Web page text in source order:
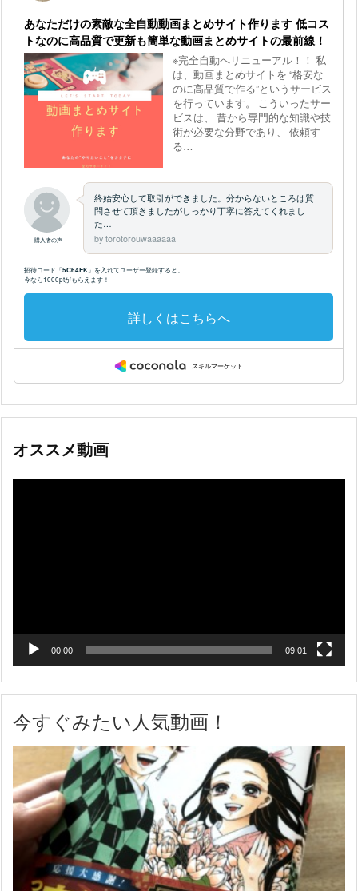
オススメ動画
00:00 09:01
今すぐみたい人気動画！